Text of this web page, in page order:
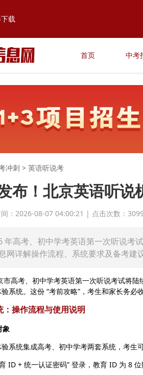
载
首页 中考
冲刺 > 英语听说考
布！北京英语听说
：2026-08-07 04:00:21 | 点击次数：
年高考、初中学考英语第一次听说考
网详解操作流程、系统要求及备考建
考、初中学考英语第一次听说考试将陆
系统。这份 “考前攻略”，考生和家长务必收
操作流程与使用说明
统集成高考、初中学考两套系统，考生
+ 统一认证密码” 登录，教育 ID 为 8